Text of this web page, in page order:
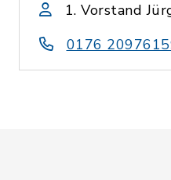
1. Vorstand
0176